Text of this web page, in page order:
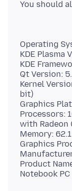
Operating
KDE Plasma
KDE
Qt Version:
Kernel
bit)
Graphics
Processors:
with Radeon
Memory:
Graphics
Product